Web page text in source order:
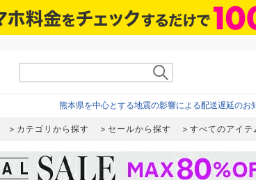
熊本県を中心とする地震の影響による配送遅延のお
カテゴリから探す セールから探す すべてのアイテ